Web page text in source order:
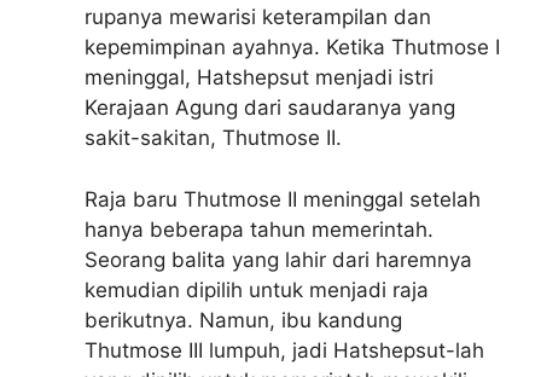
rupanya mewarisi keterampilan dan
kepemimpinan ayahnya. Ketika Thutmose I
meninggal, Hatshepsut menjadi istri
Kerajaan Agung dari saudaranya yang
sakit-sakitan, Thutmose II.
Raja baru Thutmose II meninggal setelah
hanya beberapa tahun memerintah.
Seorang balita yang lahir dari haremnya
kemudian dipilih untuk menjadi raja
berikutnya. Namun, ibu kandung
Thutmose III lumpuh, jadi Hatshepsut-lah